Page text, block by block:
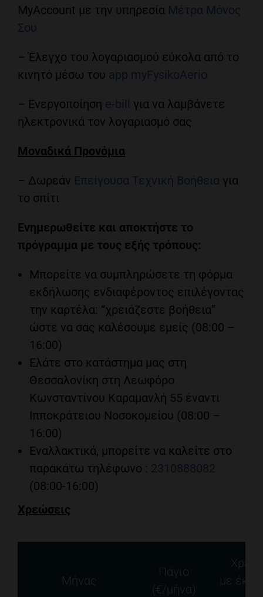
MyAccount με την υπηρεσία Μέτρα Μόνος
Σου
– Έλεγχο του λογαριασμού εύκολα από το
κινητό μέσω του app myFysikoAerio
– Ενεργοποίηση e-bill για να λαμβάνετε
ηλεκτρονικά τον λογαριασμό σας
Μοναδικά Προνόμια
– Δωρεάν Επείγουσα Τεχνική Βοήθεια για
το σπίτι
Ενημερωθείτε και αποκτήστε το
πρόγραμμα με τους εξής τρόπους:
Μπορείτε να συμπληρώσετε τη φόρμα
εκδήλωσης ενδιαφέροντος επιλέγοντας
την καρτέλα: “χρειάζεστε βοήθεια”
ώστε να σας καλέσουμε εμείς (08:00 –
16:00)
Ελάτε στο κατάστημα μας στη
Θεσσαλονίκη στη Λεωφόρο
Κωνσταντίνου Καραμανλή 55 έναντι
Ιπποκράτειου Νοσοκομείου (08:00 –
16:00)
Εναλλακτικά, μπορείτε να καλείτε στο
παρακάτω τηλέφωνο : 2310888082
(08:00-16:00)
Χρεώσεις
Μήνας
Πάγιο
(€/µήνα)
με